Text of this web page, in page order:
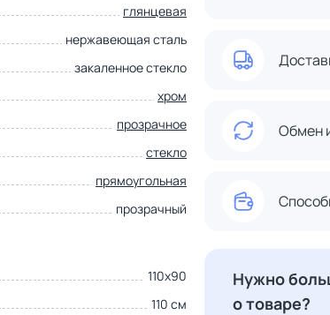
глянцевая
нержавеющая сталь
закаленное стекло
хром
прозрачное
стекло
прямоугольная
прозрачный
110x90
110 см
Обмен
Нужно
о товаре?